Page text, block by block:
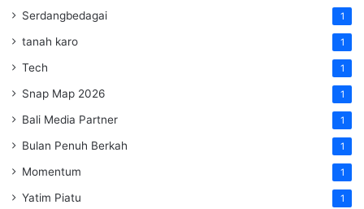
Serdangbedagai 1
tanah karo 1
Tech 1
Snap Map 2026 1
Bali Media Partner 1
Bulan Penuh Berkah 1
Momentum 1
Yatim Piatu 1